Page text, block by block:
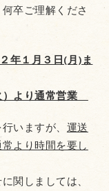
卒ご理解くださ
年１月３日(月)ま
）より通常営業
いますが、 運送
より時間を要し
関しましては、